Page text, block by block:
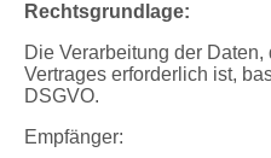
Rechtsgrundlage:
Die Verarbeitung der
Vertrages erforderlich ist,
DSGVO.
Empfänger: